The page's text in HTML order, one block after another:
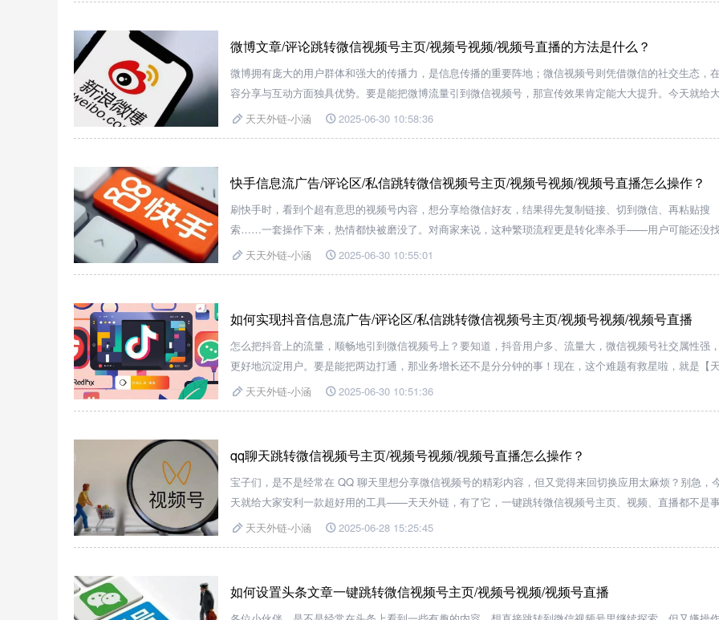
微博文章/评论跳转微信视频号主页/视频号视频/视频号直播的方法是什么？
微博拥有庞大的用户群体和强大的传播力，是信息传播的重要阵地；微信视频号则凭借微信的社交生态，
容分享与互动方面独具优势。要是能把微博流量引到微信视频号，那宣传效果肯定能大大提升。今天就给
分享一个超实用的方法，借助【天天外链】实现微博文章 / 评论跳转微信视频号主页、视频或直播。
天天外链-小涵 2025-06-30 10:58:36
快手信息流广告/评论区/私信跳转微信视频号主页/视频号视频/视频号直播怎么操作？
刷快手时，看到个超有意思的视频号内容，想分享给微信好友，结果得先复制链接、切到微信、再粘贴搜
索……一套操作下来，热情都快被磨没了。对商家来说，这种繁琐流程更是转化率杀手——用户可能还没
你的视频号，就已经被劝退了。别急，今天教你一招“一键跳转”黑科技，用【天天外链】让快手和微信无缝衔
天天外链-小涵 2025-06-30 10:55:01
如何实现抖音信息流广告/评论区/私信跳转微信视频号主页/视频号视频/视频号直播
怎么把抖音上的流量，顺畅地引到微信视频号上？要知道，抖音用户多、流量大，微信视频号社交属性强
更好地沉淀用户。要是能把两边打通，那业务增长还不是分分钟的事！现在，这个难题有救星啦，就是【
外链】这个神奇的跳转工具，能让抖音信息流广告一键跳转微信视频号，操作超简单，小白也能轻松上手！
天天外链-小涵 2025-06-30 10:51:36
qq聊天跳转微信视频号主页/视频号视频/视频号直播怎么操作？
宝子们，是不是经常在 QQ 聊天里想分享微信视频号的精彩内容，但又觉得来回切换应用太麻烦？别急，
天就给大家安利一款超好用的工具——天天外链，有了它，一键跳转微信视频号主页、视频、直播都不是
儿！天天外链-小涵 2025-06-28 15:25:45
如何设置头条文章一键跳转微信视频号主页/视频号视频/视频号直播